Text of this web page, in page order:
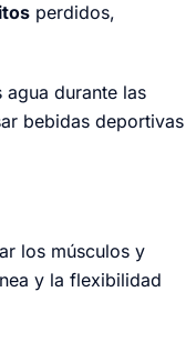
perdidos,
agua durante las
bebidas deportivas
los músculos y
y la flexibilidad